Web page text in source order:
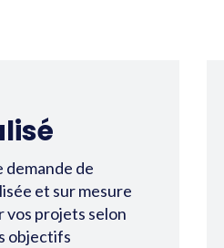
demande de
et sur mesure
vos projets selon
objectifs